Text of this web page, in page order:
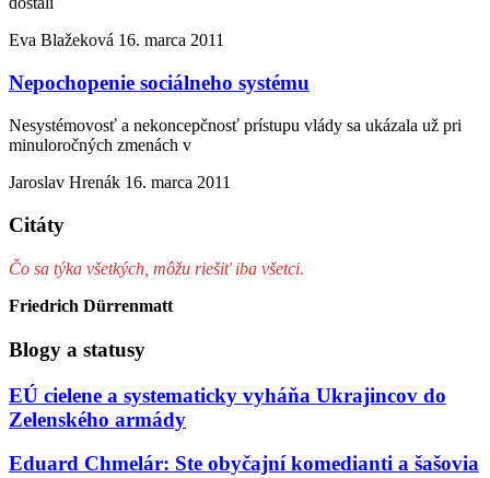
Eva Blažeková 16. marca 2011
Nepochopenie sociálneho systému
Nesystémovosť a nekoncepčnosť prístupu vlády sa ukázala už pri
minuloročných zmenách v
Jaroslav Hrenák 16. marca 2011
Citáty
Čo sa týka všetkých, môžu riešiť iba všetci.
Friedrich Dürrenmatt
Blogy a statusy
EÚ cielene a systematicky vyháňa Ukrajincov do
Zelenského armády
Eduard Chmelár: Ste obyčajní komedianti a šašovia